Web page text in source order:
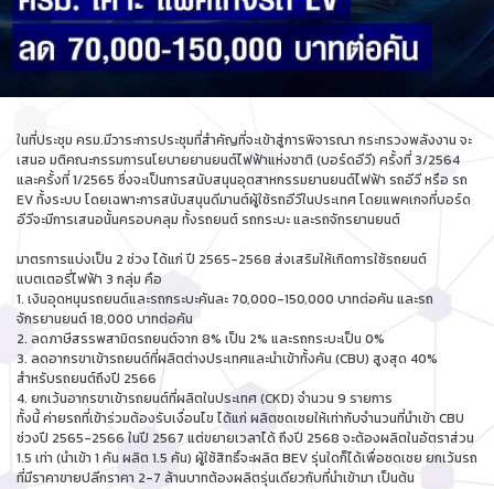
ในที่ประชุม ครม.มีวาระการประชุมที่สำคัญที่จะเข้าสู่การพิจารณา กระทรวงพลังงาน จะ
เสนอ มติคณะกรรมการนโยบายยานยนต์ไฟฟ้าแห่งชาติ (บอร์ดอีวี) ครั้งที่ 3/2564
และครั้งที่ 1/2565 ซึ่งจะเป็นการสนับสนุนอุตสาหกรรมยานยนต์ไฟฟ้า รถอีวี หรือ รถ
EV ทั้งระบบ โดยเฉพาะการสนับสนุนดีมานต์ผู้ใช้รถอีวีในประเทศ โดยแพคเกจที่บอร์ด
อีวีจะมีการเสนอนั้นครอบคลุม ทั้งรถยนต์ รถกระบะ และรถจักรยานยนต์
มาตรการแบ่งเป็น 2 ช่วง ได้แก่ ปี 2565-2568 ส่งเสริมให้เกิดการใช้รถยนต์
แบตเตอรี่ไฟฟ้า 3 กลุ่ม คือ
1. เงินอุดหนุนรถยนต์และรถกระบะคันละ 70,000-150,000 บาทต่อคัน และรถ
จักรยานยนต์ 18,000 บาทต่อคัน
2. ลดภาษีสรรพสามิตรถยนต์จาก 8% เป็น 2% และรถกระบะเป็น 0%
3. ลดอากรขาเข้ารถยนต์ที่ผลิตต่างประเทศและนำเข้าทั้งคัน (CBU) สูงสุด 40%
สำหรับรถยนต์ถึงปี 2566
4. ยกเว้นอากรขาเข้ารถยนต์ที่ผลิตในประเทศ (CKD) จำนวน 9 รายการ
ทั้งนี้ ค่ายรถที่เข้าร่วมต้องรับเงื่อนไข ได้แก่ ผลิตชดเชยให้เท่ากับจำนวนที่นำเข้า CBU
ช่วงปี 2565-2566 ในปี 2567 แต่ขยายเวลาได้ ถึงปี 2568 จะต้องผลิตในอัตราส่วน
1.5 เท่า (นำเข้า 1 คัน ผลิต 1.5 คัน) ผู้ใช้สิทธิ์จะผลิต BEV รุ่นใดก็ได้เพื่อชดเชย ยกเว้นรถ
ที่มีราคาขายปลีกราคา 2-7 ล้านบาทต้องผลิตรุ่นเดียวกับที่นำเข้ามา เป็นต้น